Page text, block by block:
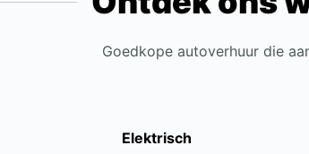
Goedkope autoverhuur die
Elektrisch